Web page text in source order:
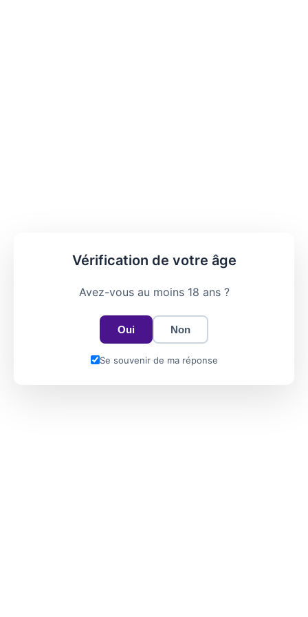
Vérification de votre âge
Avez-vous au moins 18 ans ?
Oui Non
Se souvenir de ma réponse